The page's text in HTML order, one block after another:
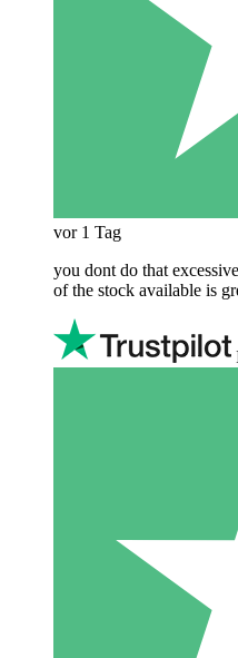
vor 1 Tag
you dont do that
of the stock available is